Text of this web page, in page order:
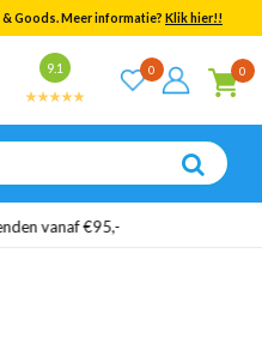
Goods. Meer informatie? Klik hier!!
9.1 0 0
vanaf €95,-